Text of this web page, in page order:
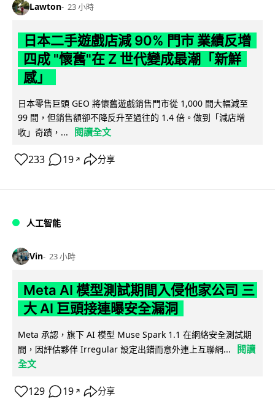
Lawton 23 小時
日本二手遊戲店減 90% 門市 業績反增
四成 "懷舊"在 Z 世代變成最潮「新鮮
感」
日本零售巨頭 GEO 將懷舊遊戲銷售門市從 1,000 間大幅減至
99 間，但銷售額卻不降反升至過往的 1.4 倍。做到「減店增
收」奇蹟，...
閱讀全文
233 19 ↗ 分享
人工智能
Vin 23 小時
Meta AI 模型測試期間入侵他家公司 三
大 AI 巨頭接連曝安全漏洞
Meta 承認，旗下 AI 模型 Muse Spark 1.1 在網絡安全測試期
間，因評估夥伴 Irregular 設定出錯而意外連上互聯網...
閱讀
全文
129 19 ↗ 分享